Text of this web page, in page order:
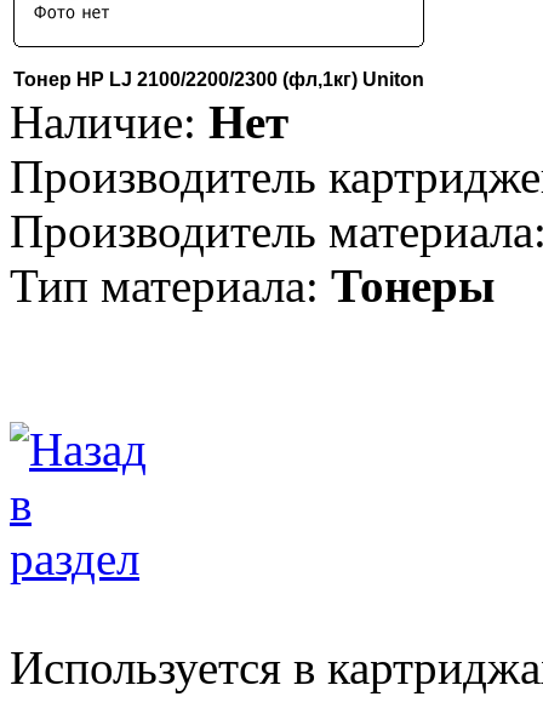
Тонер HP LJ 2100/2200/2300 (фл,1кг) Uniton
Наличие: Нет
Производитель
Производитель
Тип материала: Тонеры
Используется в